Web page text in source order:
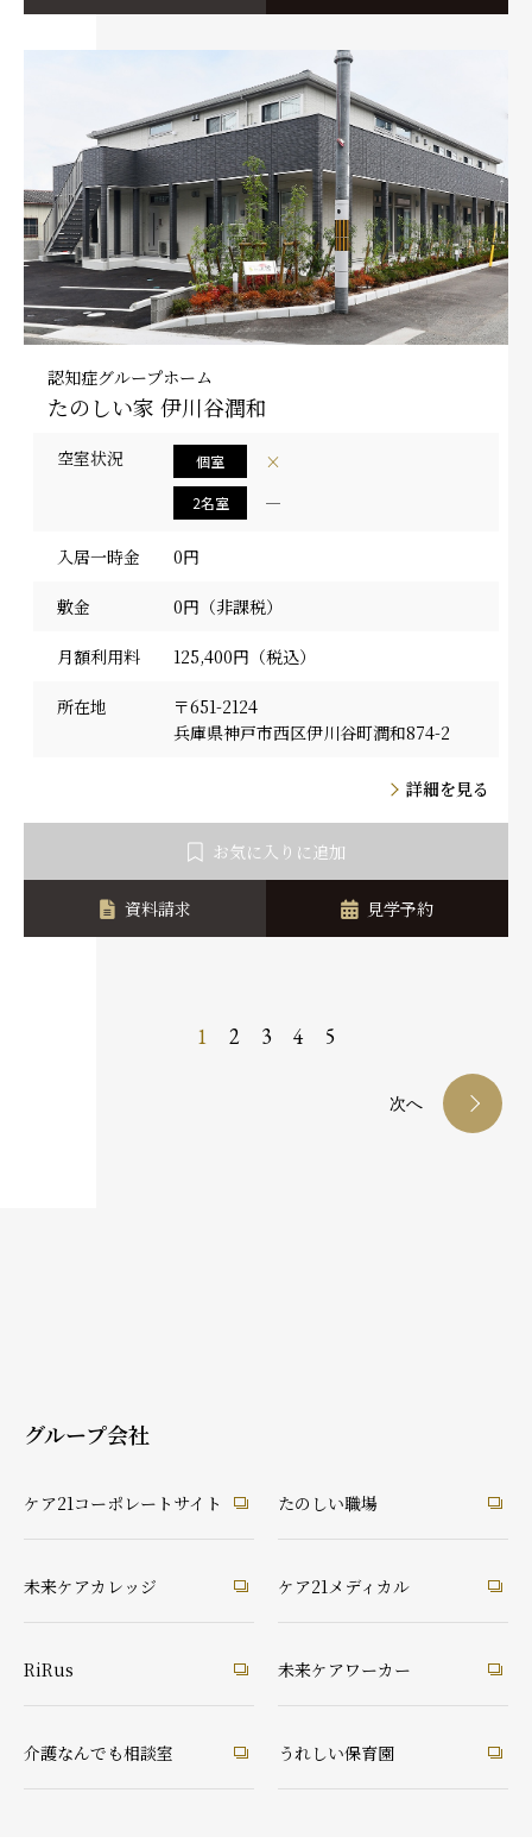
認知症グループホーム
たのしい家 伊川谷潤和
空室状況 個室 ×
2名室 ―
入居一時金 0円
敷金 0円（非課税）
月額利用料 125,400円（税込）
所在地
〒651-2124
兵庫県神戸市西区伊川谷町潤和874-2
詳細を見る
お気に入りに追加
資料請求 見学予約
1 2 3 4 5
次へ
グループ会社
ケア21コーポレートサイト たのしい職場
未来ケアカレッジ ケア21メディカル
RiRus 未来ケアワーカー
介護なんでも相談室 うれしい保育園